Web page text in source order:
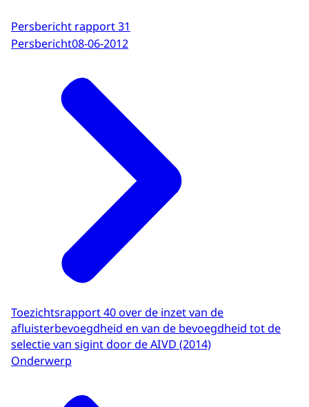
Persbericht rapport 31
Persbericht08-06-2012
Toezichtsrapport 40 over de inzet van de
afluisterbevoegdheid en van de bevoegdheid tot de
selectie van sigint door de AIVD (2014)
Onderwerp